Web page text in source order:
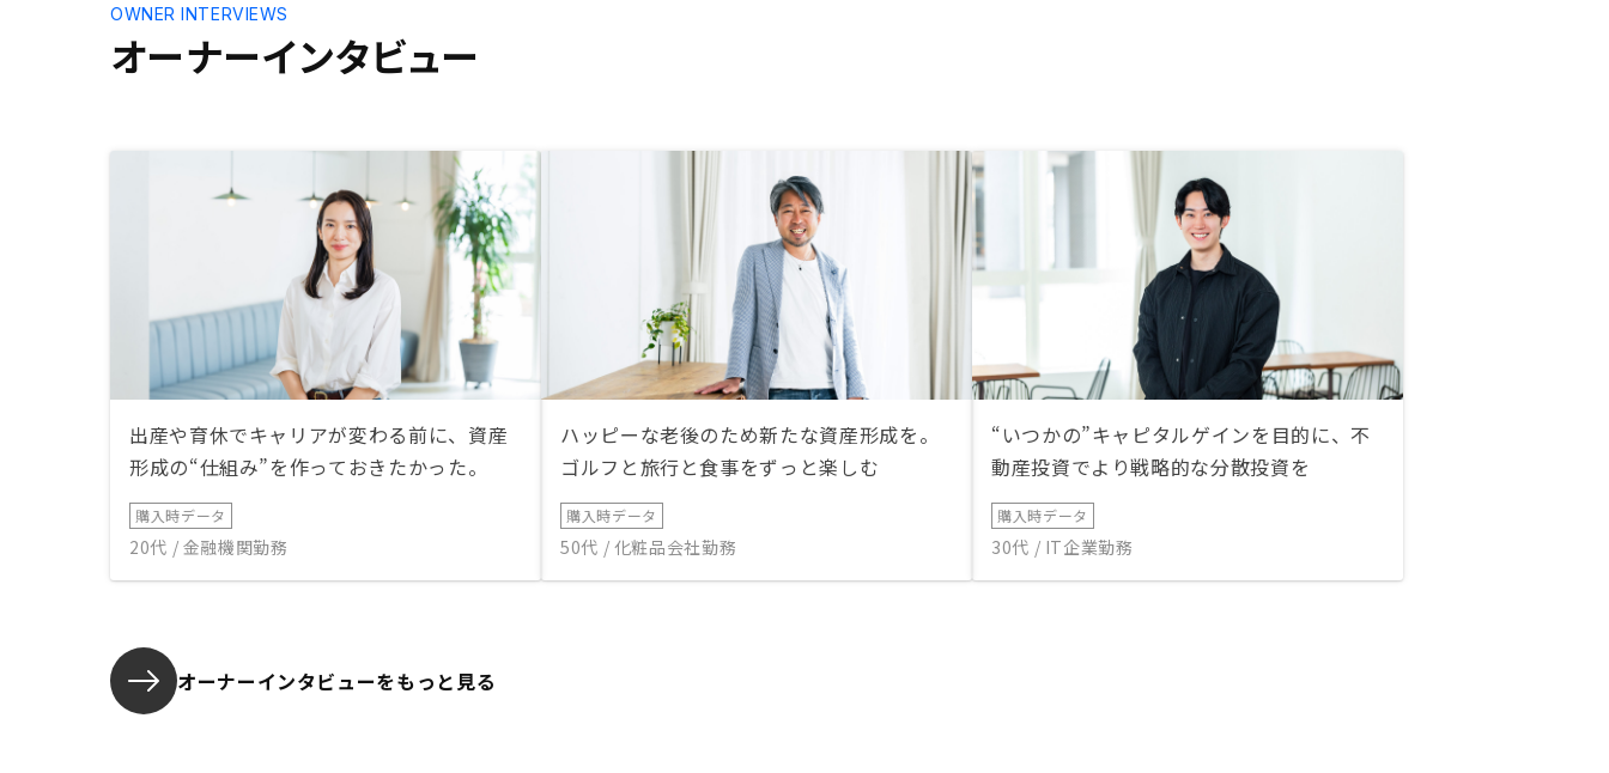
オーナーインタビュー
OWNER INTERVIEWS
出産や育休でキャリアが変わる前に、資産
形成の“仕組み”を作っておきたかった。
購入時データ
20代 / 金融機関勤務
ハッピーな老後のため新たな資産形成を。
ゴルフと旅行と食事をずっと楽しむ
購入時データ
50代 / 化粧品会社勤務
“いつかの”キャピタルゲインを目的に、不
動産投資でより戦略的な分散投資を
購入時データ
30代 / IT企業勤務
オーナーインタビューをもっと見る